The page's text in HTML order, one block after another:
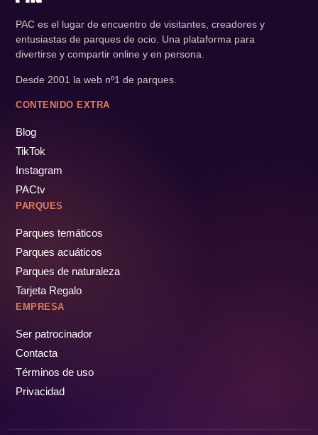
PAC es el lugar de encuentro de visitantes, creadores y
entusiastas de parques de ocio. Una plataforma para
divertirse y compartir online y en persona.
Desde 2001 la web nº1 de parques.
CONTENIDO EXTRA
Blog
TikTok
Instagram
PACtv
PARQUES
Parques temáticos
Parques acuáticos
Parques de naturaleza
Tarjeta Regalo
EMPRESA
Ser patrocinador
Contacta
Términos de uso
Privacidad